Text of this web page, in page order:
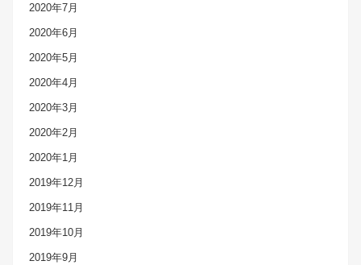
2020年7月
2020年6月
2020年5月
2020年4月
2020年3月
2020年2月
2020年1月
2019年12月
2019年11月
2019年10月
2019年9月